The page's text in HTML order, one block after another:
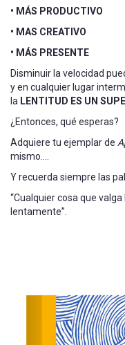
• MÁS PRODUCTIVO
• MAS CREATIVO
• MÁS PRESENTE
Disminuir la velocidad
y en cualquier lugar
la LENTITUD ES UN
¿Entonces, qué esperas?
Adquiere tu ejemplar de
mismo….
Y recuerda siempre las
“Cualquier cosa que
lentamente”.